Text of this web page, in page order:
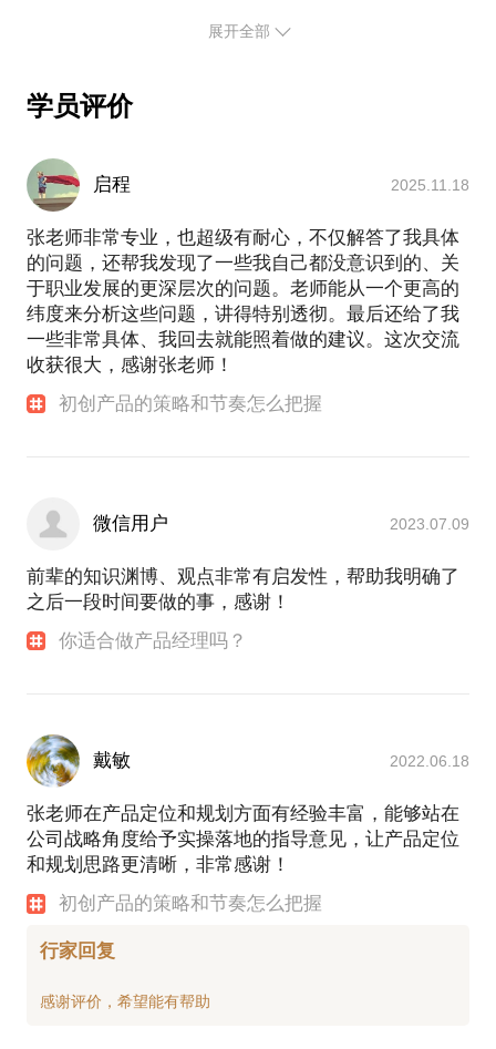
率。期待与你的见面。
课网App常年被App Store各榜单推荐。
展开全部
学员评价
启程 2025.11.18
张老师非常专业，也超级有耐心，不仅解答了我具体
的问题，还帮我发现了一些我自己都没意识到的、关
于职业发展的更深层次的问题。老师能从一个更高的
纬度来分析这些问题，讲得特别透彻。最后还给了我
一些非常具体、我回去就能照着做的建议。这次交流
收获很大，感谢张老师！
初创产品的策略和节奏怎么把握
微信用户 2023.07.09
前辈的知识渊博、观点非常有启发性，帮助我明确了
之后一段时间要做的事，感谢！
你适合做产品经理吗？
戴敏 2022.06.18
张老师在产品定位和规划方面有经验丰富，能够站在
公司战略角度给予实操落地的指导意见，让产品定位
和规划思路更清晰，非常感谢！
初创产品的策略和节奏怎么把握
行家回复